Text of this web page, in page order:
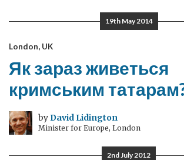
19th May 2014
London, UK
Як зараз живеться
кримським
byDavid Lidington
Minister for Europe, London
2nd July 2012